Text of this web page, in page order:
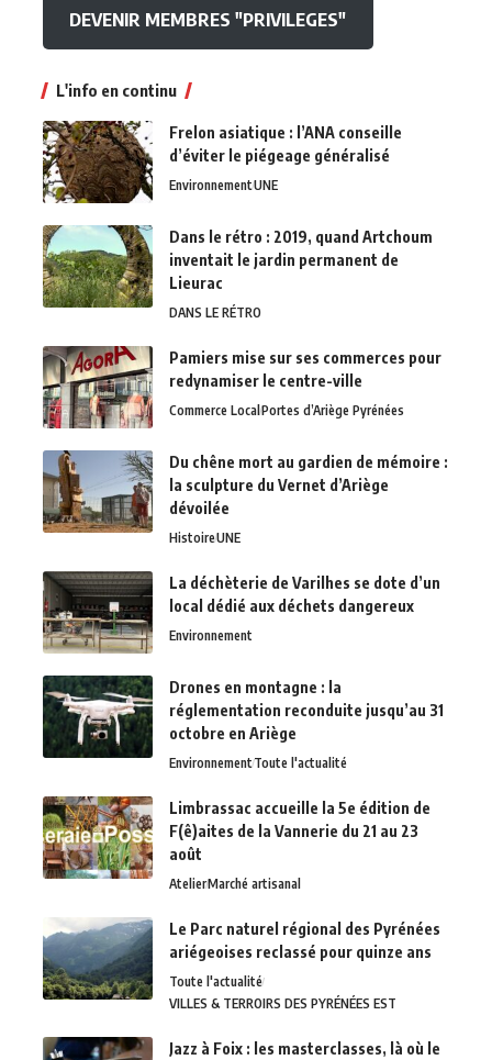
DEVENIR MEMBRES "PRIVILEGES"
L'info en continu
Frelon asiatique : l’ANA conseille
d’éviter le piégeage généralisé
EnvironnementUNE
Dans le rétro : 2019, quand Artchoum
inventait le jardin permanent de
Lieurac
DANS LE RÉTRO
Pamiers mise sur ses commerces pour
redynamiser le centre-ville
Commerce Local Portes d’Ariège Pyrénées
Du chêne mort au gardien de mémoire :
la sculpture du Vernet d’Ariège
dévoilée
HistoireUNE
La déchèterie de Varilhes se dote d’un
local dédié aux déchets dangereux
Environnement
Drones en montagne : la
réglementation reconduite jusqu’au 31
octobre en Ariège
EnvironnementToute l'actualité
Limbrassac accueille la 5e édition de
F(ê)aites de la Vannerie du 21 au 23
août
AtelierMarché artisanal
Le Parc naturel régional des Pyrénées
ariégeoises reclassé pour quinze ans
Toute l'actualité
VILLES & TERROIRS DES PYRÉNÉES EST
Jazz à Foix : les masterclasses, là où le